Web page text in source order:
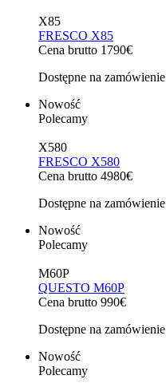
X85
FRESCO X85
Cena brutto 1790€
Dostępne na zamówienie
Nowość
Polecamy
X580
FRESCO X580
Cena brutto 4980€
Dostępne na zamówienie
Nowość
Polecamy
M60P
QUESTO M60P
Cena brutto 990€
Dostępne na zamówienie
Nowość
Polecamy